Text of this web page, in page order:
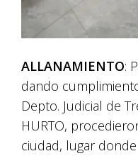
ALLANAMIENTO:
dando
Depto. Judicial de
HURTO,
ciudad, lugar